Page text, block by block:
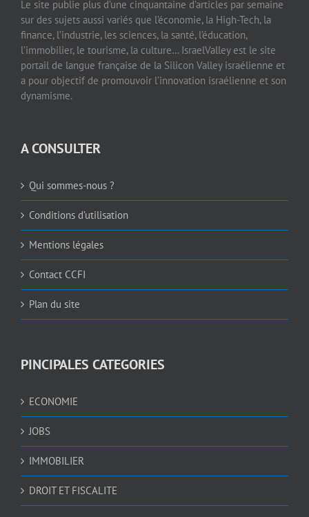
Le site publie plus d’une cinquantaine d’articles par semaine
sur des sujets aussi variés que l’économie, la High-Tech, la
finance, l’industrie, les sciences, la santé, l’éducation,
l’immobilier, le tourisme, la culture… IsraelValley est le site
portail de langue française de la Silicon Valley israélienne et
a pour objectif de promouvoir l’innovation israélienne et son
dynamisme.
A CONSULTER
Qui sommes-nous ?
Conditions d’utilisation
Mentions légales
Contact CCFI
Plan du site
PINCIPALES CATEGORIES
ECONOMIE
JOBS
IMMOBILIER
DROIT ET FISCALITE